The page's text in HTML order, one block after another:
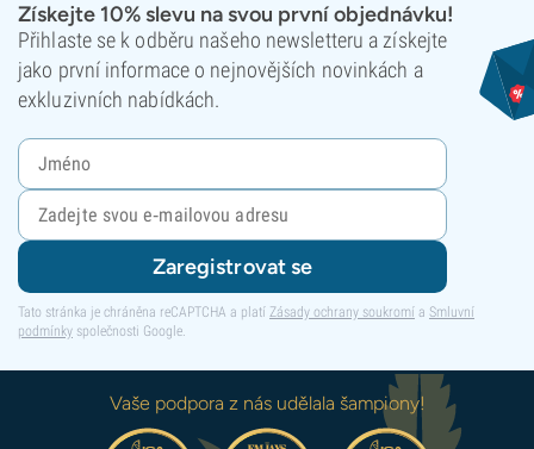
Získejte 10% slevu na svou první objednávku!
Přihlaste se k odběru našeho newsletteru a získejte
jako první informace o nejnovějších novinkách a
exkluzivních nabídkách.
Zaregistrovat se
Tato stránka je chráněna reCAPTCHA a platí Zásady ochrany soukromí a Smluvní
podmínky společnosti Google.
Vaše podpora z nás udělala šampiony!